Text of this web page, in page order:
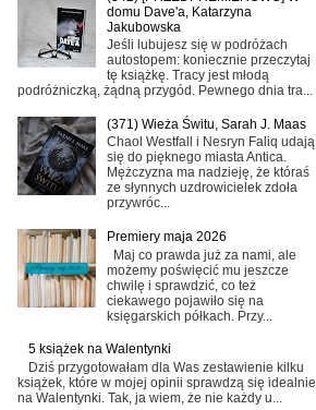
domu Dave'a, Katarzyna
Jakubowska
Jeśli lubujesz się w podróżach
autostopem: koniecznie przeczytaj
tę książkę. Tracy jest młodą
podróżniczką, żądną przygód. Pewnego dnia tra...
(371) Wieża Świtu, Sarah J. Maas
Chaol Westfall i Nesryn Faliq udają
się do pięknego miasta Antica.
Mężczyzna ma nadzieję, że któraś
ze słynnych uzdrowicielek zdoła
przywróc...
Premiery maja 2026
Maj co prawda już za nami, ale
możemy poświęcić mu jeszcze
chwilę i sprawdzić, co też
ciekawego pojawiło się na
księgarskich półkach. Przy...
5 książek na Walentynki
Dziś przygotowałam dla Was zestawienie kilku
książek, które w mojej opinii sprawdzą się idealnie
na Walentynki. Tak, ja wiem, że nie każdy u...